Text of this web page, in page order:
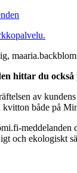
hittar du också
av
både på
och ekologiskt